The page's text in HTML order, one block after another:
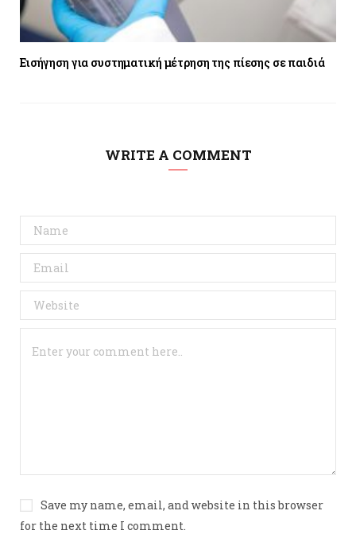
Εισήγηση για συστηματική μέτρηση της πίεσης σε παιδιά
WRITE A COMMENT
Save my name, email, and website in this browser
for the next time I comment.